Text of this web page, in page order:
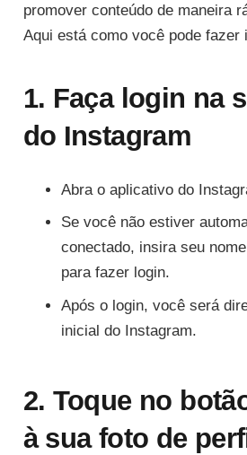
promover conteúdo de maneira
Aqui está como você pode fazer
1. Faça login na
do Instagram
Abra o aplicativo do
Se você não estiver
conectado, insira seu
para fazer login.
Após o login, você será
inicial do Instagram.
2. Toque no
à sua foto de